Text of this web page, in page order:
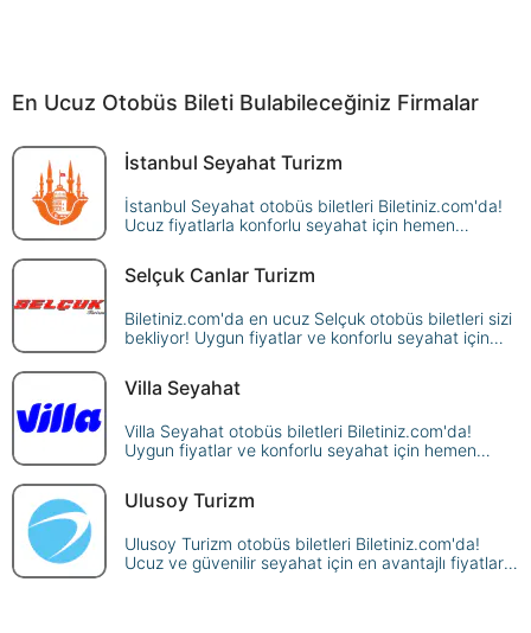
En Ucuz Otobüs Bileti Bulabileceğiniz Firmalar
İstanbul Seyahat Turizm
İstanbul Seyahat otobüs biletleri Biletiniz.com'da!
Ucuz fiyatlarla konforlu seyahat için hemen
Selçuk Canlar Turizm
Biletiniz.com'da en ucuz Selçuk otobüs biletleri sizi
bekliyor! Uygun fiyatlar ve konforlu seyahat için
Villa Seyahat
Villa Seyahat otobüs biletleri Biletiniz.com'da!
Uygun fiyatlar ve konforlu seyahat için hemen
Ulusoy Turizm
Ulusoy Turizm otobüs biletleri Biletiniz.com'da!
Ucuz ve güvenilir seyahat için en avantajlı fiyatlar